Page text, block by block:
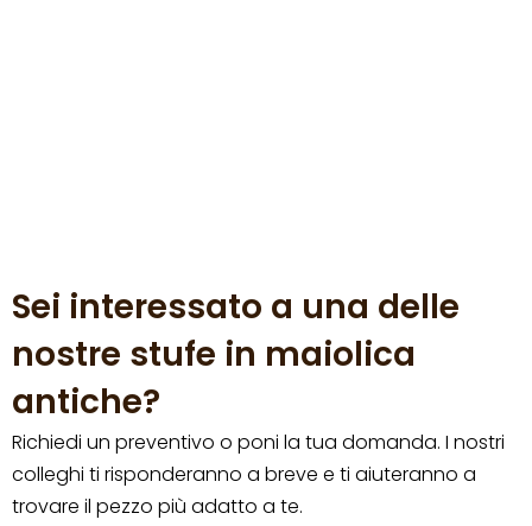
Sei interessato a una delle
nostre stufe in maiolica
antiche?
Richiedi un preventivo o poni la tua domanda. I nostri
colleghi ti risponderanno a breve e ti aiuteranno a
trovare il pezzo più adatto a te.